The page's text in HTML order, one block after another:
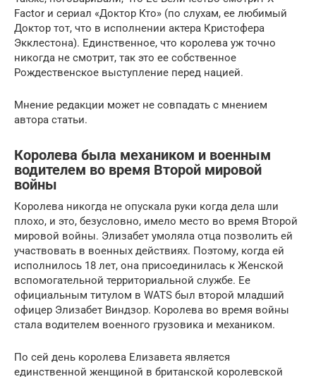
Factor и сериал «Доктор Кто» (по слухам, ее любимый
Доктор тот, что в исполнении актера Кристофера
Экклестона). Единственное, что королева уж точно
никогда не смотрит, так это ее собственное
Рождественское выступление перед нацией.
Мнение редакции может не совпадать с мнением
автора статьи.
Королева была механиком и военным
водителем во время Второй мировой
войны
Королева никогда не опускала руки когда дела шли
плохо, и это, безусловно, имело место во время Второй
мировой войны. Элизабет умоляла отца позволить ей
участвовать в военных действиях. Поэтому, когда ей
исполнилось 18 лет, она присоединилась к Женской
вспомогательной территориальной службе. Ее
официальным титулом в WATS был второй младший
офицер Элизабет Виндзор. Королева во время войны
стала водителем военного грузовика и механиком.
По сей день королева Елизавета является
единственной женщиной в британской королевской